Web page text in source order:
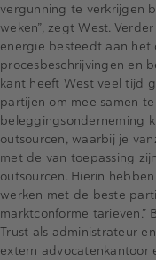
vergunning te verkrijgen
weken”, zegt West.
energie besteedt aan het
procesbeschrijvingen en
kant heeft West veel tijd
partijen om mee samen te
beleggingsonderneming
outsourcen, waarbij je
met de van toepassing
outsourcen. Hierin
werken met de beste
marktconforme tarieven.”
Trust als administrateur
extern advocatenkantoor